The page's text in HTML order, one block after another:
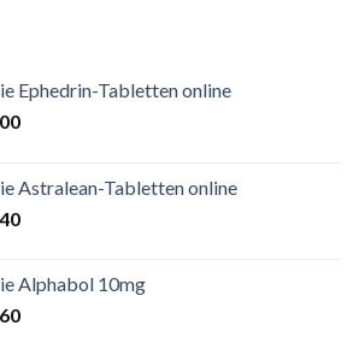
Ephedrin-Tabletten online
Preisspanne:
€100
Astralean-Tabletten online
Preisspanne:
€140
Alphabol 10mg
Preisspanne: